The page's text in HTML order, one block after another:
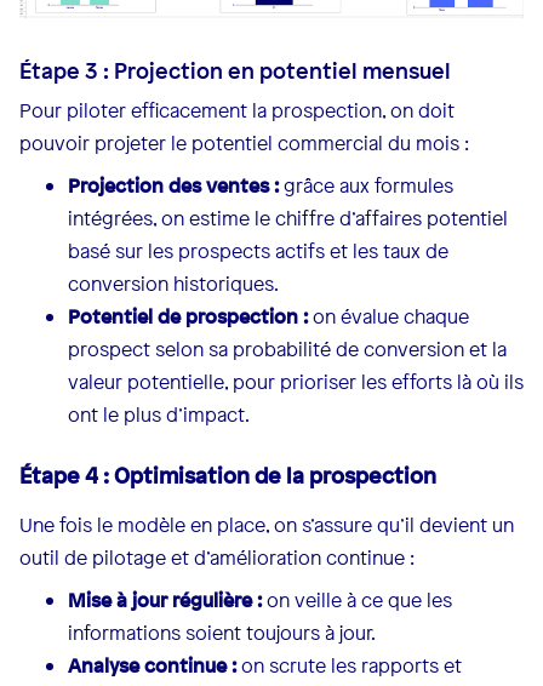
Étape 3 : Projection en potentiel mensuel
Pour piloter efficacement la prospection, on doit
pouvoir projeter le potentiel commercial du mois :
Projection des ventes :grâce aux formules
intégrées, on estime le chiffre d’affaires potentiel
basé sur les prospects actifs et les taux de
conversion historiques.
Potentiel de prospection :on évalue chaque
prospect selon sa probabilité de conversion et la
valeur potentielle, pour prioriser les efforts là où ils
ont le plus d’impact.
Étape 4 : Optimisation de la prospection
Une fois le modèle en place, on s’assure qu’il devient un
outil de pilotage et d’amélioration continue :
Mise à jour régulière :on veille à ce que les
informations soient toujours à jour.
Analyse continue :on scrute les rapports et